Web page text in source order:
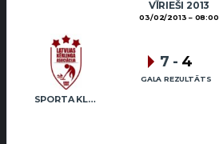
VĪRIEŠI 2013
03/02/2013 08:00
SPORTA KLUBS “OB” / REGŽA
7 - 4
GALA REZULTĀTS